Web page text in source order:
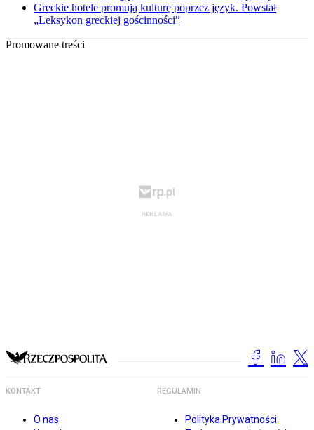
Greckie hotele promują kulturę poprzez język. Powstał
„Leksykon greckiej gościnności”
Promowane treści
KONTAKT
O nas
REGULAMIN
Polityka Prywatności